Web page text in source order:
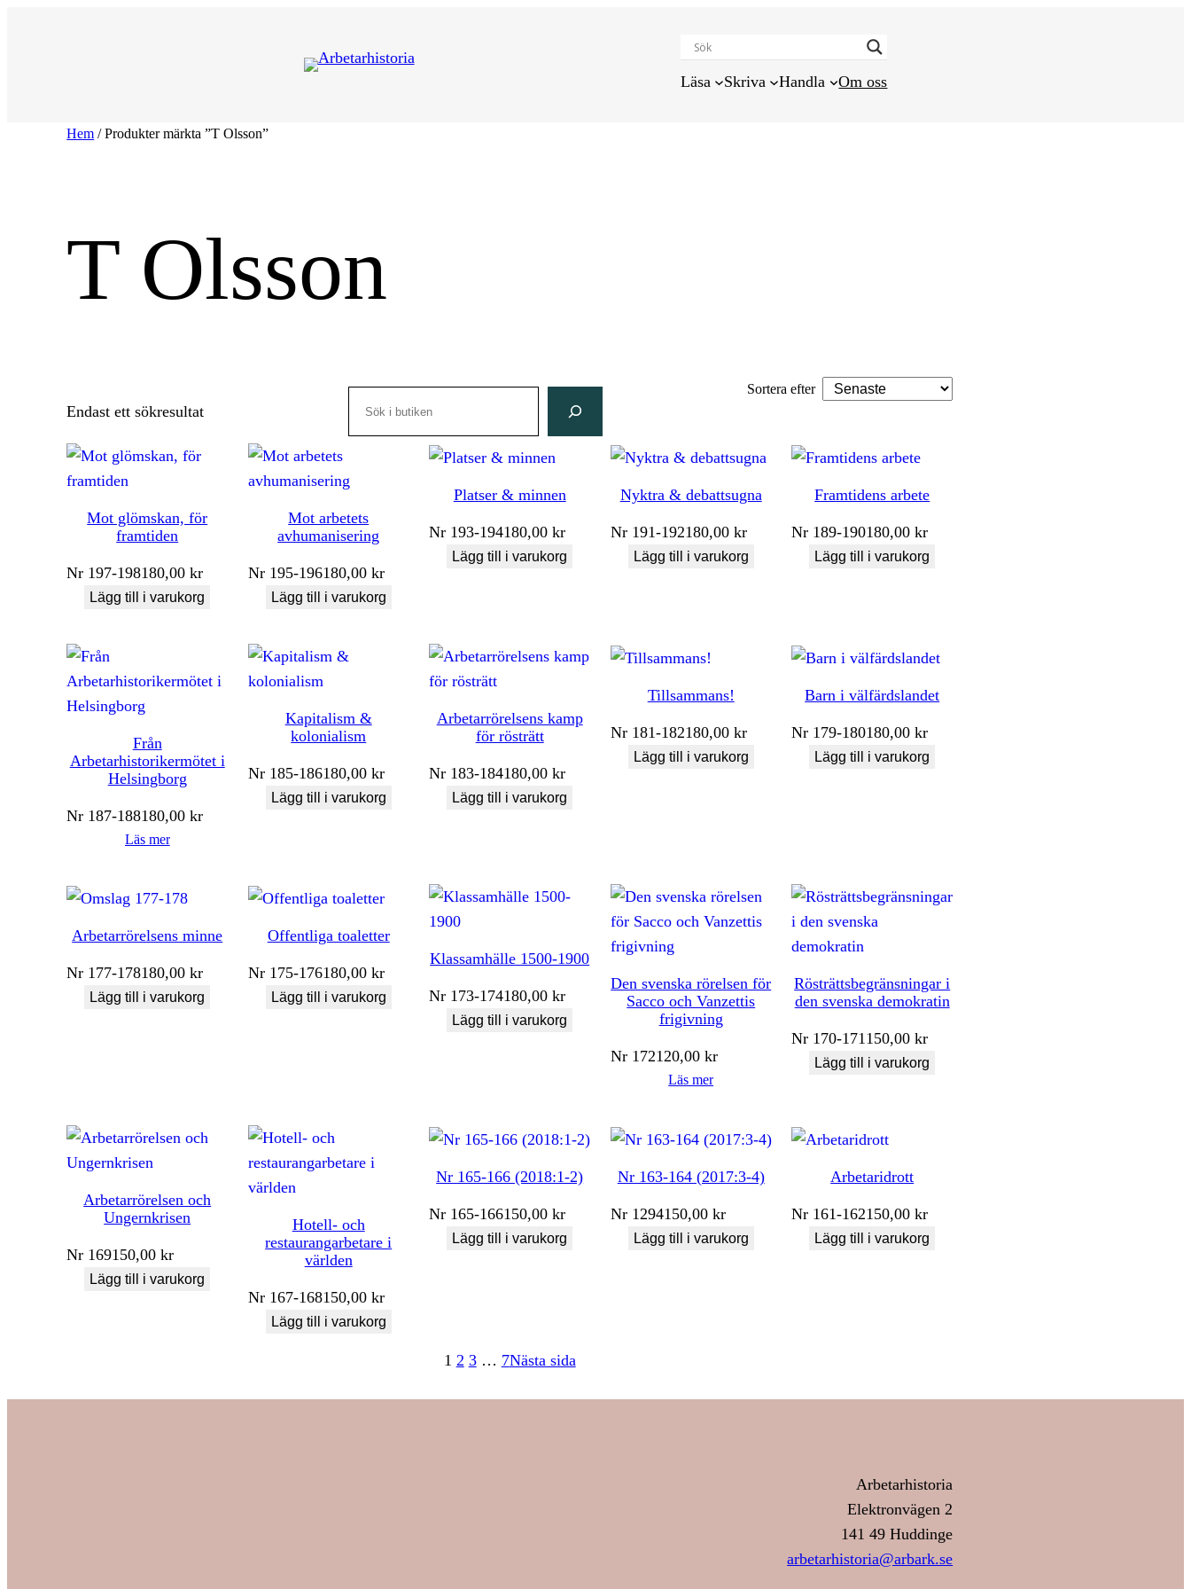
Läsa Skriva Handla Om oss
Hem / Produkter märkta ”T Olsson”
T Olsson
Endast ett sökresultat
Sortera efter
Mot glömskan, för
framtiden
Nr 197-198180,00kr
Lägg till i varukorg
Mot arbetets
avhumanisering
Nr 195-196180,00 kr
Lägg till i varukorg
Platser & minnen
Nr 193-194180,00kr
Lägg till i varukorg
Nyktra & debattsugna
Nr 191-192180,00 kr
Lägg till i varukorg
Framtidens arbete
Nr 189-190180,00kr
Lägg till i varukorg
Från
Arbetarhistorikermötet i
Helsingborg
Nr 187-188180,00kr
Läs mer
Kapitalism &
kolonialism
Nr 185-186180,00 kr
Lägg till i varukorg
Arbetarrörelsens kamp
för rösträtt
Nr 183-184180,00kr
Lägg till i varukorg
Tillsammans!
Nr 181-182180,00 kr
Lägg till i varukorg
Barn i välfärdslandet
Nr 179-180180,00kr
Lägg till i varukorg
Arbetarrörelsens minne
Nr 177-178180,00kr
Lägg till i varukorg
Offentliga toaletter
Nr 175-176180,00 kr
Lägg till i varukorg
Klassamhälle 1500-1900
Nr 173-174180,00kr
Lägg till i varukorg
Den svenska rörelsen för
Sacco och Vanzettis
frigivning
Nr 172120,00 kr
Läs mer
Rösträttsbegränsningar i
den svenska demokratin
Nr 170-171150,00kr
Lägg till i varukorg
Arbetarrörelsen och
Ungernkrisen
Nr 169150,00kr
Lägg till i varukorg
Hotell- och
restaurangarbetare i
världen
Nr 167-168150,00 kr
Lägg till i varukorg
Nr 165-166 (2018:1-2)
Nr 165-166150,00kr
Lägg till i varukorg
Nr 163-164 (2017:3-4)
Nr 1294150,00 kr
Lägg till i varukorg
Arbetaridrott
Nr 161-162150,00kr
Lägg till i varukorg
1 2 3 … 7Nästa sida
Arbetarhistoria
Elektronvägen 2
141 49 Huddinge
arbetarhistoria@arbark.se